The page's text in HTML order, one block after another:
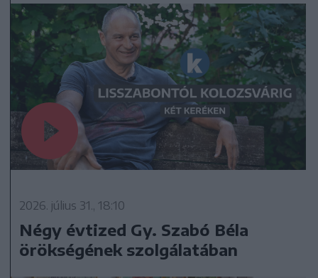
2026. július 31., 18:10
Négy évtized Gy. Szabó Béla
örökségének szolgálatában